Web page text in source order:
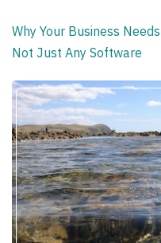
Why Your Business
Not Just Any Software